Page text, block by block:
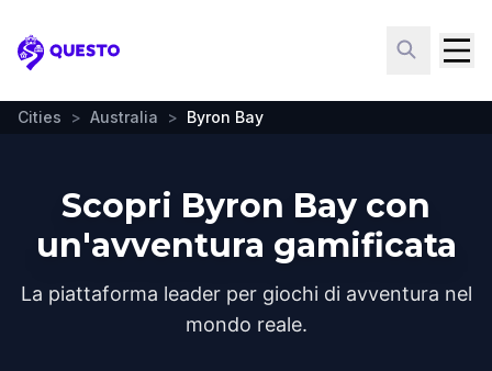
Questo
Cities > Australia > Byron Bay
Scopri Byron Bay con
un'avventura gamificata
La piattaforma leader per giochi di avventura nel
mondo reale.